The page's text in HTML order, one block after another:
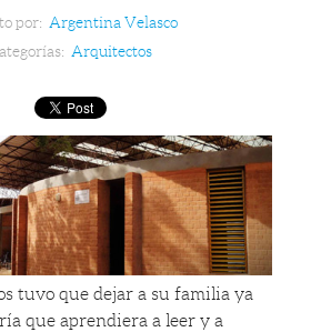
por: Argentina Velasco
Arquitectos
tuvo que dejar a su familia ya
que aprendiera a leer y a